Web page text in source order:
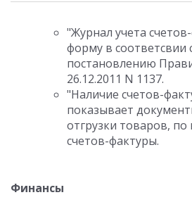
"Журнал учета
форму в
постановлению
26.12.2011 N 1137.
"Наличие счетов-
показывает
отгрузки товаров,
счетов-фактуры.
Финансы